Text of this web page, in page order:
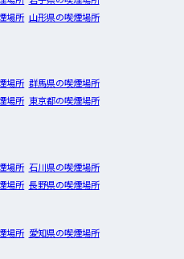
場所 山形県の喫煙場所
場所 群馬県の喫煙場所
場所 東京都の喫煙場所
場所 石川県の喫煙場所
場所 長野県の喫煙場所
場所 愛知県の喫煙場所